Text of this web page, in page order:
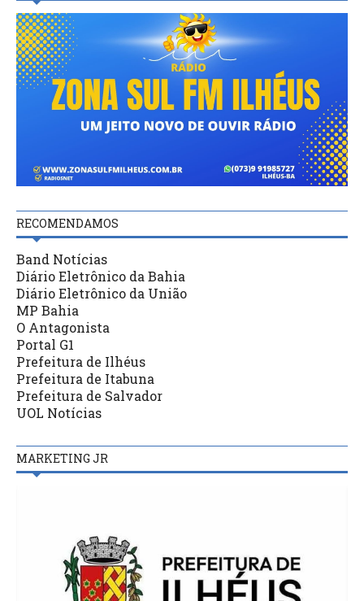
RECOMENDAMOS
Band Notícias
Diário Eletrônico da Bahia
Diário Eletrônico da União
MP Bahia
O Antagonista
Portal G1
Prefeitura de Ilhéus
Prefeitura de Itabuna
Prefeitura de Salvador
UOL Notícias
MARKETING JR